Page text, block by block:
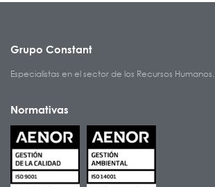
Grupo Constant
Especialistas en el sector de los Recursos Humanos.
Normativas